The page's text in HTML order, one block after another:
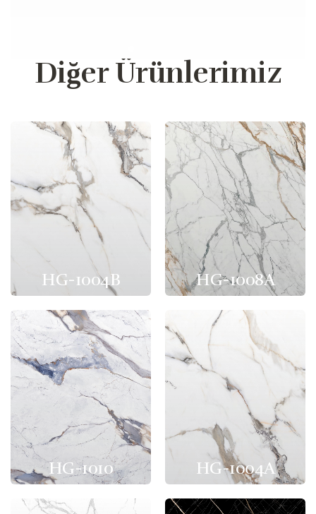
Diğer Ürünlerimiz
HG-1004B HG-1008A
HG-1010 HG-1004A